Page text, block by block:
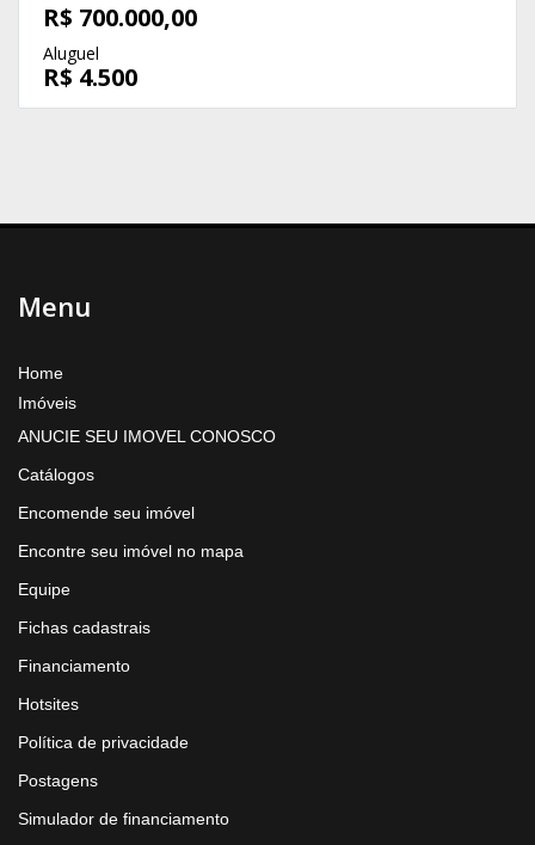
R$ 700.000,00
Aluguel
R$ 4.500
Menu
Home
Imóveis
ANUCIE SEU IMOVEL CONOSCO
Catálogos
Encomende seu imóvel
Encontre seu imóvel no mapa
Equipe
Fichas cadastrais
Financiamento
Hotsites
Política de privacidade
Postagens
Simulador de financiamento